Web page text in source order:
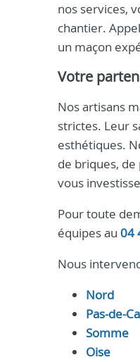
nos services,
chantier.
un maçon
Votre
Nos artisans
strictes. Leur
esthétiques.
de briques,
vous
Pour toute
équipes au 04
Nous
Nord
Pas-de-
Somme
Oise